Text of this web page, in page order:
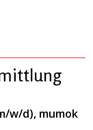
w/d), mumok